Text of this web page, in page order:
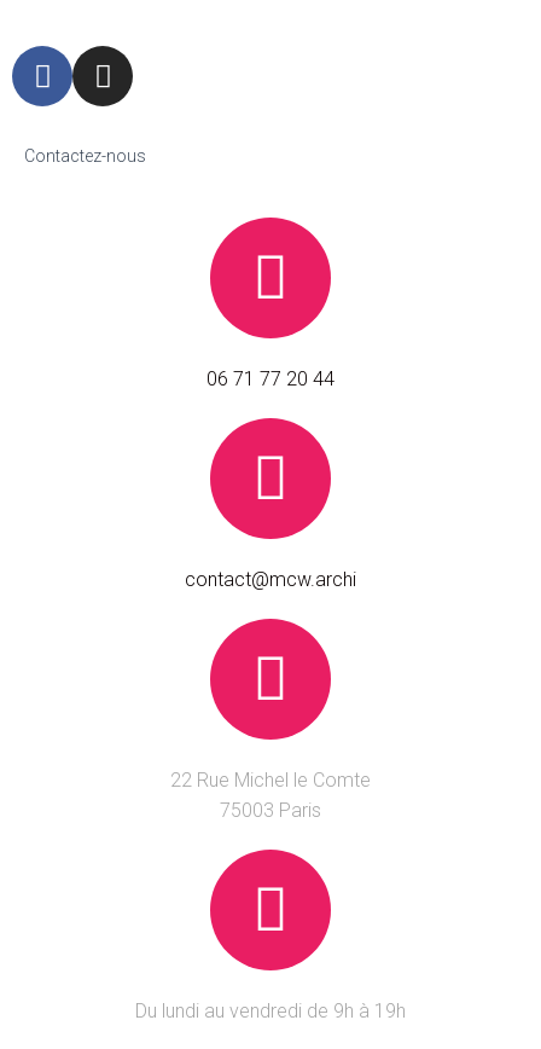
Contactez-nous
06 71 77 20 44
contact@mcw.archi
22 Rue Michel le Comte
75003 Paris
Du lundi au vendredi de 9h à 19h